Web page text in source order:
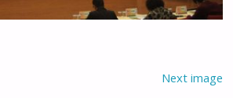
Next image